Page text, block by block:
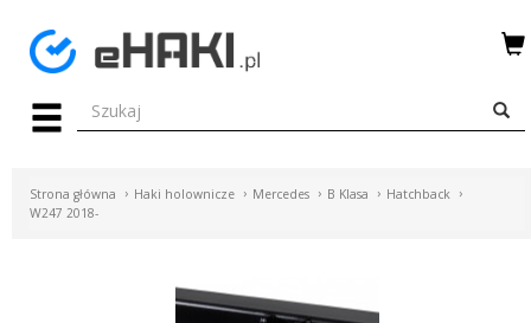
Menu
HAKI
WIĄZKI
Strona główna Haki holownicze Mercedes B Klasa
Hatchback
W247 2018-